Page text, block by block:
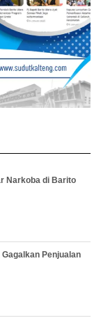
Narkoba di Barito
Penjualan